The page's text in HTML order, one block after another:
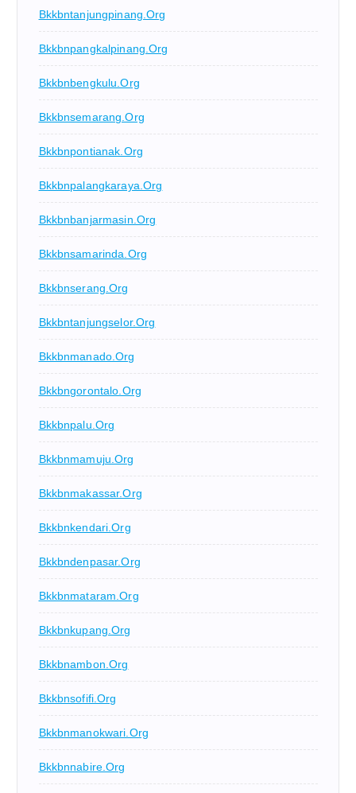
Bkkbntanjungpinang.org
Bkkbnpangkalpinang.org
Bkkbnbengkulu.org
Bkkbnsemarang.org
Bkkbnpontianak.org
Bkkbnpalangkaraya.org
Bkkbnbanjarmasin.org
Bkkbnsamarinda.org
Bkkbnserang.org
Bkkbntanjungselor.org
Bkkbnmanado.org
Bkkbngorontalo.org
Bkkbnpalu.org
Bkkbnmamuju.org
Bkkbnmakassar.org
Bkkbnkendari.org
Bkkbndenpasar.org
Bkkbnmataram.org
Bkkbnkupang.org
Bkkbnambon.org
Bkkbnsofifi.org
Bkkbnmanokwari.org
Bkkbnnabire.org